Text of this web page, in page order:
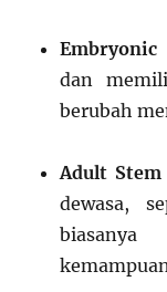
Embryonic
dan
berubah
Adult Stem
dewasa,